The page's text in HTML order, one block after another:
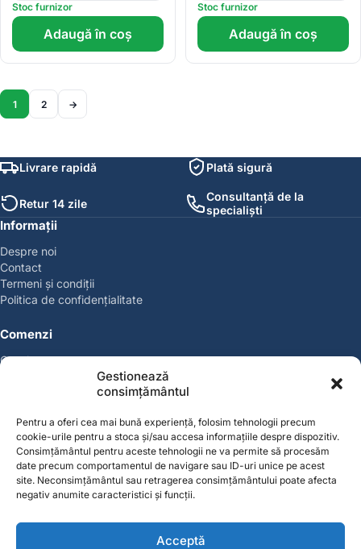
Gestionează
consimțământul
Pentru a oferi cea mai bună experiență, folosim tehnologii precum
cookie-urile pentru a stoca și/sau accesa informațiile despre dispozitiv.
Consimțământul pentru aceste tehnologii ne va permite să procesăm
date precum comportamentul de navigare sau ID-uri unice pe acest
site. Neconsimțământul sau retragerea consimțământului poate afecta
negativ anumite caracteristici și funcții.
Acceptă
Stoc furnizor
Adaugă în coș
Stoc furnizor
Adaugă în coș
1 2 →
Livrare rapidă Plată sigură
Retur 14 zile
Consultanță de la
specialiști
Informații
Despre noi
Contact
Termeni și condiții
Politica de confidențialitate
Comenzi
Coșul meu
Cont
Contul meu
Favorite
Magazin